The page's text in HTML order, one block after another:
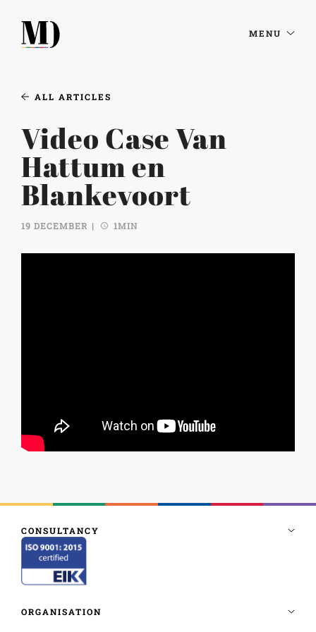
MENU
ALL ARTICLES
Video Case Van
Hattum en
Blankevoort
19 DECEMBER 1MIN